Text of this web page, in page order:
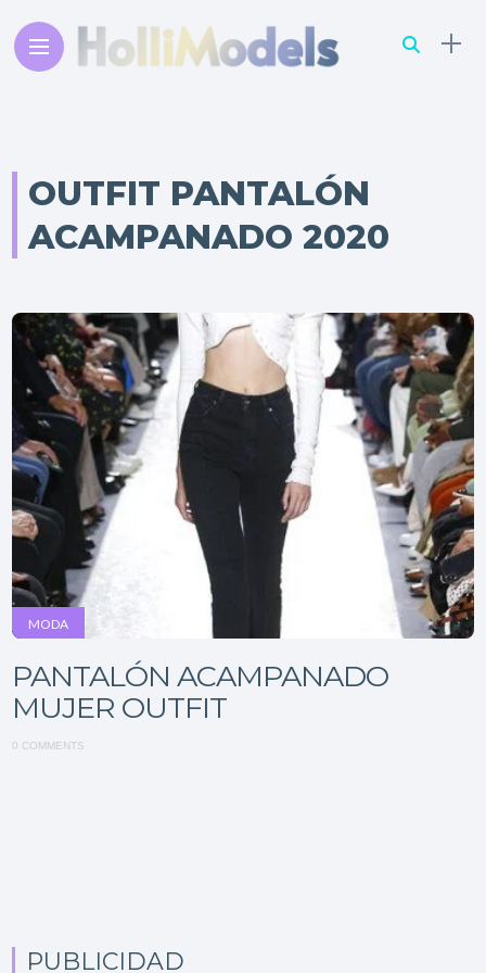
OUTFIT PANTALÓN
ACAMPANADO 2020
MODA
PANTALÓN ACAMPANADO
MUJER OUTFIT
0 COMMENTS
PUBLICIDAD